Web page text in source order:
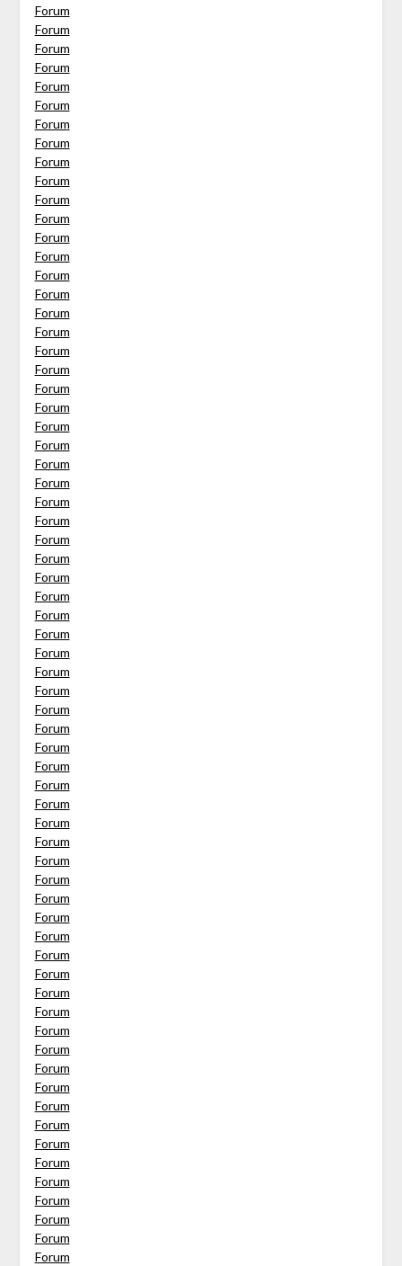
Forum
Forum
Forum
Forum
Forum
Forum
Forum
Forum
Forum
Forum
Forum
Forum
Forum
Forum
Forum
Forum
Forum
Forum
Forum
Forum
Forum
Forum
Forum
Forum
Forum
Forum
Forum
Forum
Forum
Forum
Forum
Forum
Forum
Forum
Forum
Forum
Forum
Forum
Forum
Forum
Forum
Forum
Forum
Forum
Forum
Forum
Forum
Forum
Forum
Forum
Forum
Forum
Forum
Forum
Forum
Forum
Forum
Forum
Forum
Forum
Forum
Forum
Forum
Forum
Forum
Forum
Forum